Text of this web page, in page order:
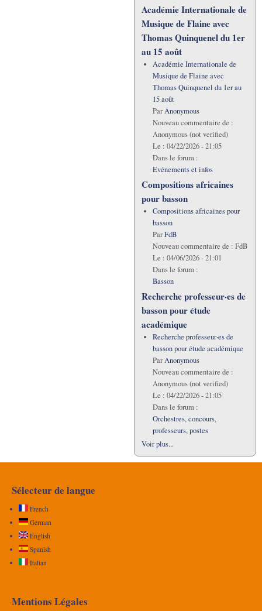
Académie Internationale de
Musique de Flaine avec
Thomas Quinquenel du 1er
au 15 août
Académie Internationale de
Musique de Flaine avec
Thomas Quinquenel du 1er au
15 août
ParAnonymous
Nouveau commentaire de :
Anonymous (not verified)
Le : 04/22/2026 - 21:05
Dans le forum :
Evénements et infos
Compositions africaines
pour basson
Compositions africaines pour
basson
ParFdB
Nouveau commentaire de : FdB
Le : 04/06/2026 - 21:01
Dans le forum :
Basson
Recherche professeur·es de
basson pour étude
académique
Recherche professeur·es de
basson pour étude académique
ParAnonymous
Nouveau commentaire de :
Anonymous (not verified)
Le : 04/22/2026 - 21:05
Dans le forum :
Orchestres, concours,
professeurs, postes
Voir plus...
Sélecteur de langue
French
German
English
Spanish
Italian
Mentions Légales